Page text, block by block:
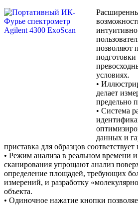
позволяют
подготовки
условиях.
•
делает
предельно
• Система
данных и
приставка для образцов
• Режим анализа в реальном времени
сканирования упрощают анализ
определение площадей, требующих
измерений, и разработку
объекта.
• Одиночное нажатие кнопки